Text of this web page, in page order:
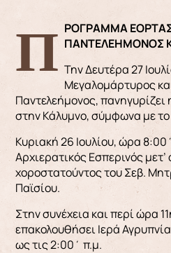
ΠΡΟΓΡΑΜΜΑ ΕΟΡΤΑΣΜΟΥ ΑΓΙΟΥ ΠΑΝΤΕΛΕΗΜΟΝΟΣ
Την Δευτέρα 27
Μεγαλομάρτυρος
Παντελεήμονος,
στην Κάλυμνο, σύμφωνα με
Κυριακή 26 Ιουλίου, ώρα
Αρχιερατικός Εσπερινός
χοροστατούντος του Σεβ.
Παϊσίου.
Στην συνέχεια και περί ώρα
επακολουθήσει Ιερά
ως τις 2:00΄ π.μ.